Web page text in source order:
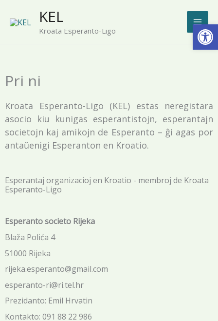
KEL
Kroata Esperanto-Ligo
Pri ni
Kroata Esperanto-Ligo (KEL) estas neregistara
asocio kiu kunigas esperantistojn, esperantajn
societojn kaj amikojn de Esperanto – ĝi agas por
antaŭenigi Esperanton en Kroatio.
Esperantaj organizacioj en Kroatio - membroj de Kroata
Esperanto-Ligo
Esperanto societo Rijeka
Blaža Polića 4
51000 Rijeka
rijeka.esperanto@gmail.com
esperanto-ri@ri.tel.hr
Prezidanto: Emil Hrvatin
Kontakto: 091 88 22 986